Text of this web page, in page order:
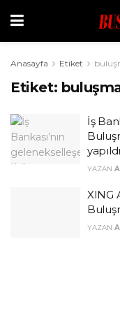
Anasayfa Etiket
Etiket:
İş
YAZAN
XING
YAZAN